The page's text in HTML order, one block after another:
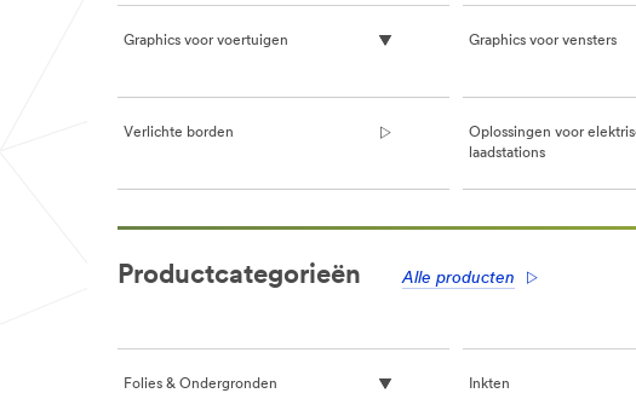
Graphics voor voertuigen Graphics voor vensters
Verlichte borden
Oplossingen voor
laadstations
**Site
**
url**
Productcategorieën Alle producten
Folies & Ondergronden Inkten